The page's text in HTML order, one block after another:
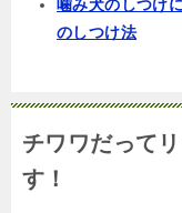
噛み犬のしつけ
のしつけ法
チワワだって
す！